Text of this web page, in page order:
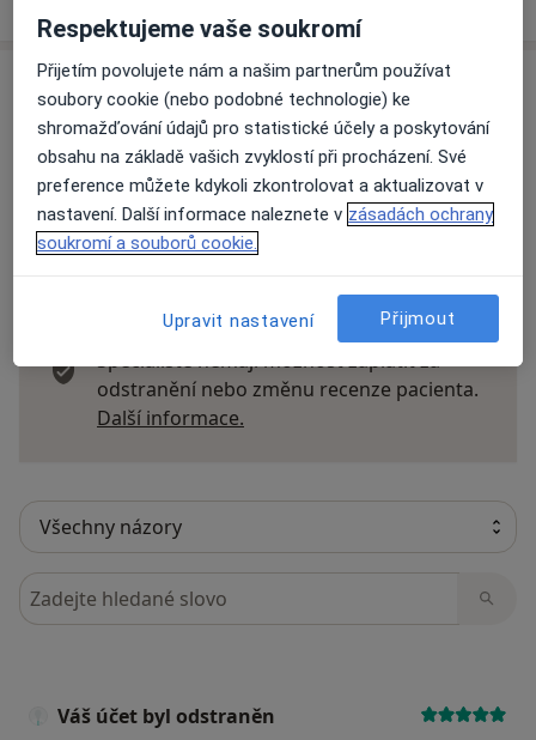
Názory
Přidejte svůj názor
12 názorů
Recenze pacientů jsou pro nás důležité.
Specialisté nemají možnost zaplatit za
odstranění nebo změnu recenze pacienta.
Další informace.
Hledejte v názorech
Váš účet byl odstraněn
Respektujeme vaše soukromí
Přijetím povolujete nám a našim partnerům používat
soubory cookie (nebo podobné technologie) ke
shromažďování údajů pro statistické účely a poskytování
obsahu na základě vašich zvyklostí při procházení. Své
preference můžete kdykoli zkontrolovat a aktualizovat v
nastavení. Další informace naleznete v zásadách ochrany
soukromí a souborů cookie.
Upravit nastavení Přijmout